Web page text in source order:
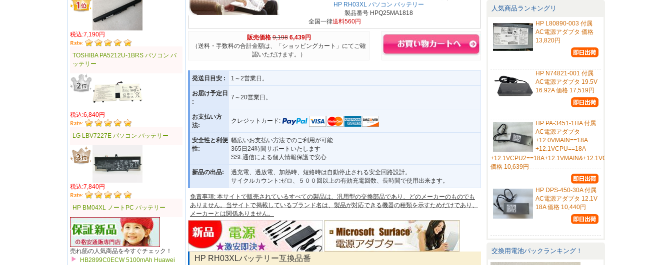
税込:7,190円
TOSHIBA PA5212U-1BRS パソコン バ
ッテリー
税込:6,840円
LG LBV7227E パソコン バッテリー
税込:7,840円
HP BM04XL ノートPC バッテリー
売れ筋の人気商品を今すぐチェック！
HB2899C0ECW 5100mAh Huawei
HP RH03XL パソコン バッテリー
製品番号 HPQ25MA1818
全国一律送料560円
販売価格 9,198 6,439円
（送料・手数料の合計金額は、「ショッピングカート」にてご確
認いただけます。）
発送日目安 : 1～2営業日。
お届け予定日
:
7～20営業日。
お支払い方
法:
クレジットカード:
安全性と利便
性:
幅広いお支払い方法でのご利用が可能
365日24時間サポートいたします
SSL通信による個人情報保護で安心
新品の出品:
過充電、過放電、加熱時、短絡時は自動停止される安全回路設計。
サイクルカウント:ゼロ、５００回以上の有効充電回数、長時間で使用出来ます。
免責事項: 本サイトで販売されているすべての製品は、汎用型の交換部品であり、どのメーカーのものでも
ありません。当サイトで掲載しているブランド名は、製品が対応できる機器の種類を示すためだけであり、
メーカーとは関係ありません。
HP RH03XLバッテリー互換品番
人気商品ランキングリ
HP L80890-003 付属
AC電源アダプタ 価格
13,820円
HP N74821-001 付属
AC電源アダプタ 19.5V
16.92A 価格 17,519円
HP PA-3451-1HA 付属
AC電源アダプタ
+12.0VMAIN==18A
+12.1VCPU==18A
+12.1VCPU2==18A+12.1VMAIN&+12.1VCPU&+12.1VCPU2
価格 10,639円
HP DPS-450-30A 付属
AC電源アダプタ 12.1V
18A 価格 10,440円
交換用電池パックランキング！